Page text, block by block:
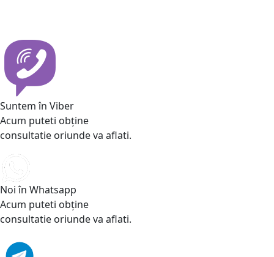
Suntem în Viber
Acum puteti obține
consultatie oriunde va aflati.
Noi în Whatsapp
Acum puteti obține
consultatie oriunde va aflati.